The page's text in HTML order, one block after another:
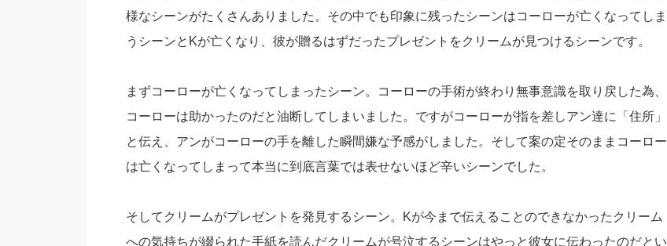
様なシーンがたくさんありました。その中でも印象に残ったシーンはコーローが亡くなってしま
うシーンとKが亡くなり、彼が贈るはずだったプレゼントをクリームが見つけるシーンです。
まずコーローが亡くなってしまったシーン。コーローの手術が終わり無事意識を取り戻した為、
コーローは助かったのだと油断してしまいました。ですがコーローが指を差しアン達に「住所」
と伝え、アンがコーローの手を離した瞬間嫌な予感がしました。そして案の定そのままコーロー
は亡くなってしまって本当に到底言葉では表せないほど辛いシーンでした。
そしてクリームがプレゼントを発見するシーン。Kが今まで伝えることのできなかったクリーム
への気持ちが綴られた手紙を読んだクリームが号泣するシーンはやっと彼女に伝わったのだとい